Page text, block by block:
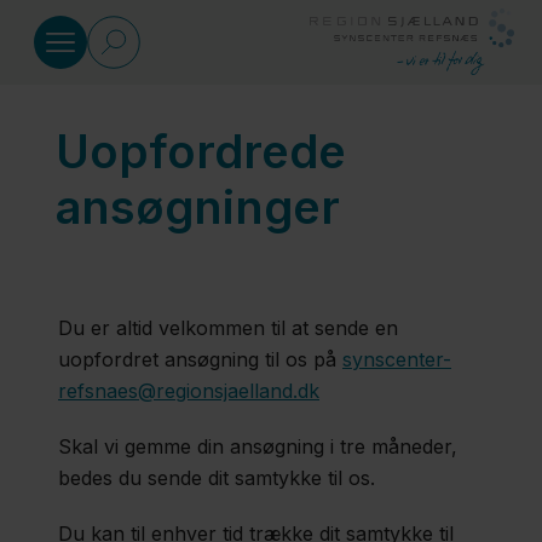
Specialrådgivning
Kurser
Materialer
Viden
og
udvikling
Uopfordrede
ansøgninger
Du er altid velkommen til at sende en
uopfordret ansøgning til os på synscenter-
refsnaes@regionsjaelland.dk
Skal vi gemme din ansøgning i tre måneder,
bedes du sende dit samtykke til os.
Du kan til enhver tid trække dit samtykke til